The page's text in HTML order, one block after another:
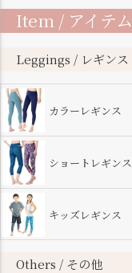
Item / アイテム
Leggings / レギンス
カラーレギンス
ショートレギンス
キッズレギンス
Others / その他